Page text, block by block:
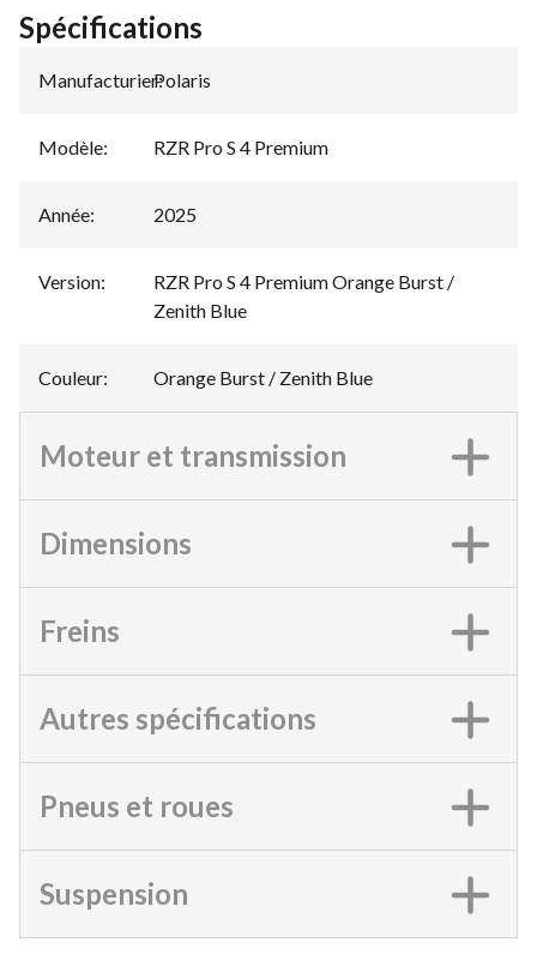
Spécifications
Manufacturier:
Polaris
Modèle: RZR Pro S 4 Premium
Année: 2025
Version:
RZR Pro S 4 Premium Orange Burst /
Zenith Blue
Couleur: Orange Burst / Zenith Blue
Moteur et transmission
Dimensions
Freins
Autres spécifications
Pneus et roues
Suspension